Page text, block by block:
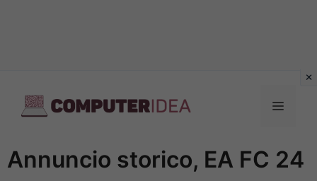
contenuto
Menu
Annuncio storico, EA FC 24